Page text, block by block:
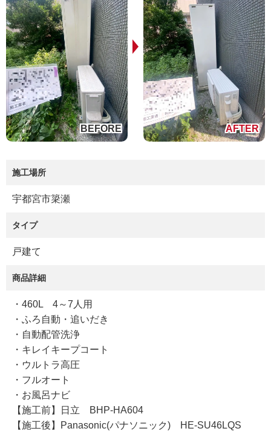
施工場所
宇都宮市簗瀬
タイプ
戸建て
商品詳細
・460L 4～7人用
・ふろ自動・追いだき
・自動配管洗浄
・キレイキープコート
・ウルトラ高圧
・フルオート
・お風呂ナビ
【施工前】日立 BHP-HA604
【施工後】Panasonic(パナソニック) HE-SU46LQS